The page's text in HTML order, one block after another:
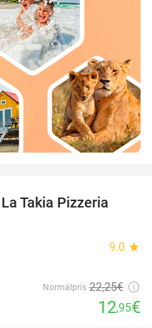
Takia Pizzeria
9.0 star
Normalpris 22,25€
12,95€